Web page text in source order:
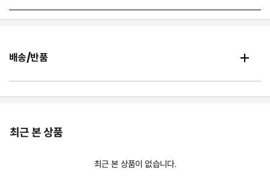
배송/반품
최근 본 상품
최근 본 상품이 없습니다.